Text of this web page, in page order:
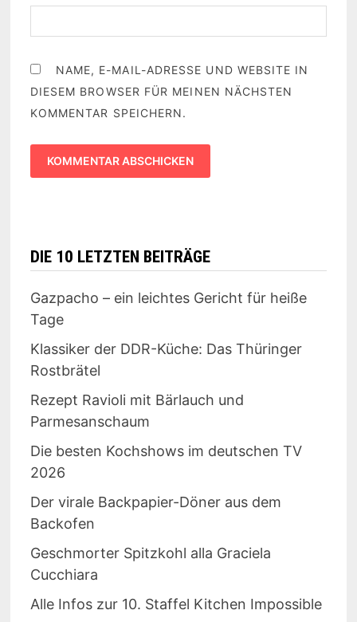
NAME, E-MAIL-ADRESSE UND WEBSITE IN
DIESEM BROWSER FÜR MEINEN NÄCHSTEN
KOMMENTAR SPEICHERN.
DIE 10 LETZTEN BEITRÄGE
Gazpacho – ein leichtes Gericht für heiße
Tage
Klassiker der DDR-Küche: Das Thüringer
Rostbrätel
Rezept Ravioli mit Bärlauch und
Parmesanschaum
Die besten Kochshows im deutschen TV
2026
Der virale Backpapier-Döner aus dem
Backofen
Geschmorter Spitzkohl alla Graciela
Cucchiara
Alle Infos zur 10. Staffel Kitchen Impossible